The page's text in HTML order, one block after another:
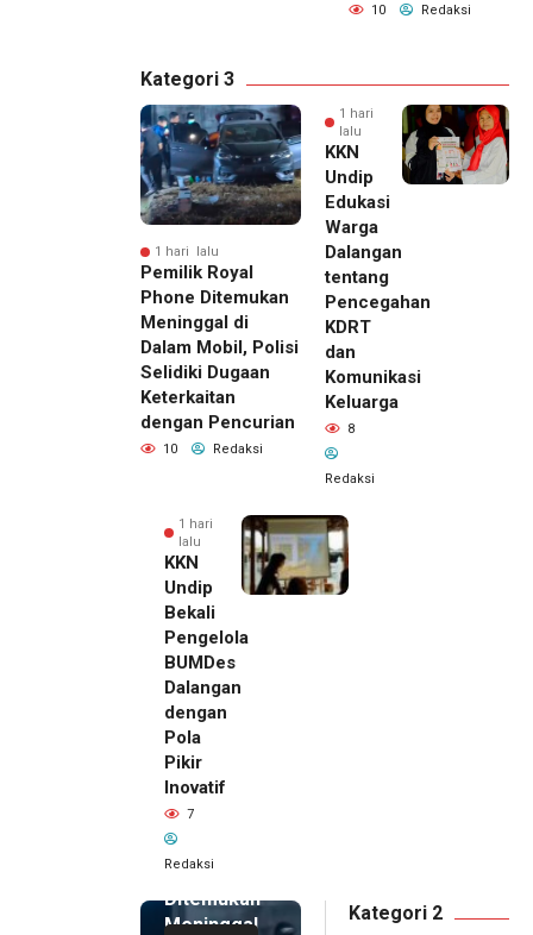
10 Redaksi
Kategori 3
1 hari lalu
Pemilik Royal
Phone Ditemukan
Meninggal di
Dalam Mobil, Polisi
Selidiki Dugaan
Keterkaitan
dengan Pencurian
10 Redaksi
1 hari
lalu
KKN
Undip
Edukasi
Warga
Dalangan
tentang
Pencegahan
KDRT
dan
Komunikasi
Keluarga
8
Redaksi
1 hari
lalu
KKN
Undip
Bekali
Pengelola
BUMDes
Dalangan
dengan
Pola
Pikir
Inovatif
7
Redaksi
1 hari lalu
Pemilik
Royal
Phone
Ditemukan
Meninggal
Kategori 2